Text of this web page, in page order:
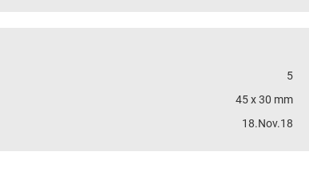
5
45 x 30 mm
18.Nov.18